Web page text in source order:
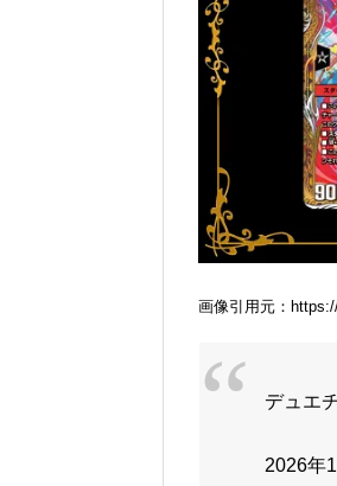
画像引用元：
デュエ
2026年